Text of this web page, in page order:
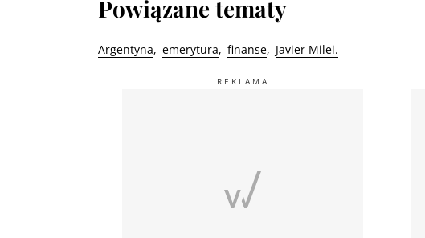
Powiązane tematy
Argentyna emerytura finanse Javier Milei.